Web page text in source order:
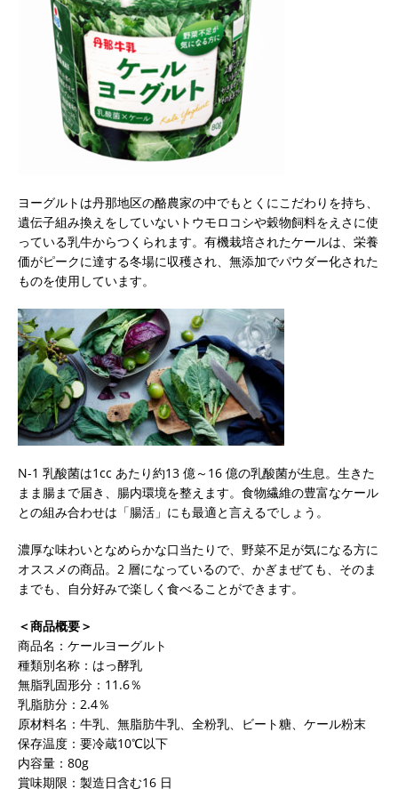
ヨーグルトは丹那地区の酪農家の中でもとくにこだわりを持ち、
遺伝子組み換えをしていないトウモロコシや穀物飼料をえさに使
っている乳牛からつくられます。有機栽培されたケールは、栄養
価がピークに達する冬場に収穫され、無添加でパウダー化された
ものを使用しています。
N-1 乳酸菌は1cc あたり約13 億～16 億の乳酸菌が生息。生きた
まま腸まで届き、腸内環境を整えます。食物繊維の豊富なケール
との組み合わせは「腸活」にも最適と言えるでしょう。
濃厚な味わいとなめらかな口当たりで、野菜不足が気になる方に
オススメの商品。2 層になっているので、かぎまぜても、そのま
までも、自分好みで楽しく食べることができます。
＜商品概要＞
商品名：ケールヨーグルト
種類別名称：はっ酵乳
無脂乳固形分：11.6％
乳脂肪分：2.4％
原材料名：牛乳、無脂肪牛乳、全粉乳、ビート糖、ケール粉末
保存温度：要冷蔵10℃以下
内容量：80g
賞味期限：製造日含む16 日